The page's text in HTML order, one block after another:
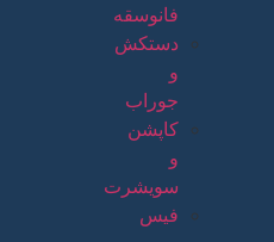
فانوسقه
دستکش
و
جوراب
کاپشن
و
سویشرت
فیس